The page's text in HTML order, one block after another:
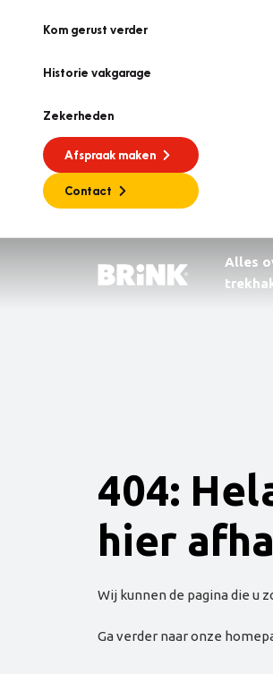
Kom gerust verder
Historie vakgarage
Zekerheden
Afspraak maken
Contact